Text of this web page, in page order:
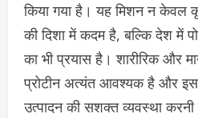
किया गया है। यह मिशन न केवल
की दिशा में कदम है, बल्कि देश में
का भी प्रयास है। शारीरिक और
प्रोटीन अत्यंत आवश्यक है और
उत्पादन की सशक्त व्यवस्था करनी